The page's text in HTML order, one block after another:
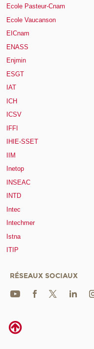
Ecole Pasteur-Cnam
Ecole Vaucanson
EICnam
ENASS
Enjmin
ESGT
IAT
ICH
ICSV
IFFI
IHIE-SSET
IIM
Inetop
INSEAC
INTD
Intec
Intechmer
Istna
ITIP
RÉSEAUX SOCIAUX